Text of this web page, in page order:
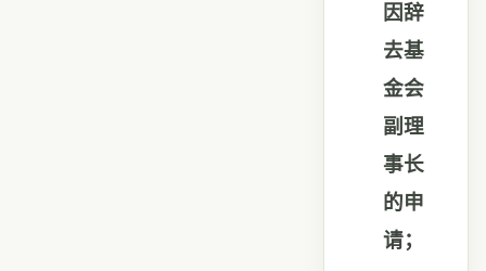
因辞
去基
金会
副理
事长
的申
请；